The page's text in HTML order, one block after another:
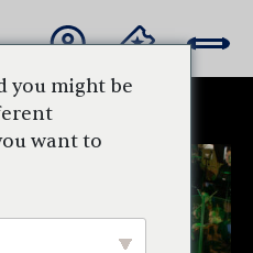
you might be
want to